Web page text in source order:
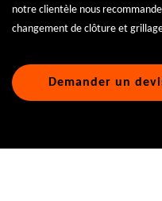
notre clientèle nous
changement de clôture et
Demander un